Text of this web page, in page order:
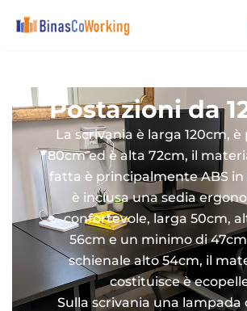
contenuto
Postazioni da
La scrivania è larga 120cm,
80cm ed è alta 72cm, il
fatta è principalmente ABS in
è inclusa una sedia
confortevole, larga 50cm,
56cm e un minimo di
schienale alto 54cm, il
costituisce è
Sulla scrivania una lampada